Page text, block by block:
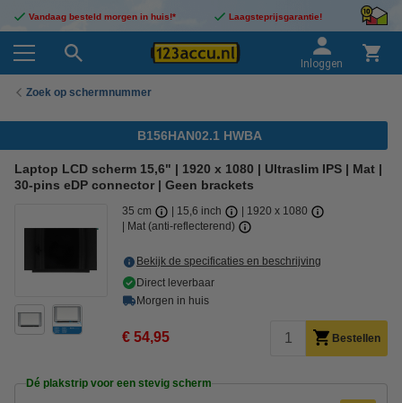
Vandaag besteld morgen in huis!* Laagsteprijsgarantie!
Inloggen
Zoek op schermnummer
B156HAN02.1 HWBA
Laptop LCD scherm 15,6" | 1920 x 1080 | Ultraslim IPS | Mat |
30-pins eDP connector | Geen brackets
35 cm 15,6 inch
1920 x 1080
Mat (anti-reflecterend)
Bekijk de specificaties en beschrijving
Direct leverbaar
Morgen in huis
€ 54,95 Bestellen
Dé plakstrip voor een stevig scherm